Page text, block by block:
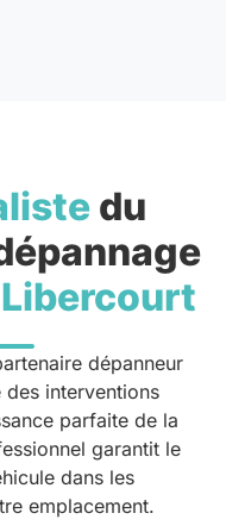
du
Libercourt
dépanneur
des interventions
parfaite de la
garantit le
dans les
emplacement.